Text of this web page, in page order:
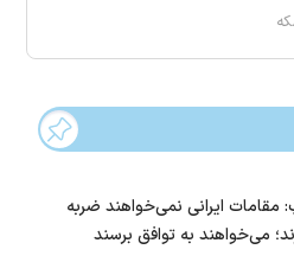
مقامات ایرانی نمی‌خواهند ضربه
می‌خواهند به توافق برسند